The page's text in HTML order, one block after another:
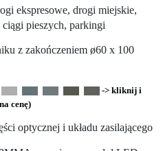
ekspresowe, drogi miejskie,
pieszych, parkingi
z zakończeniem ø60 x 100
-> kliknij i
cenę)
optycznej i układu zasilającego